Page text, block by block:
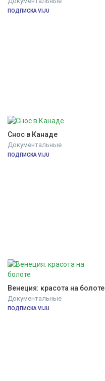
ПОДПИСКА VIJU
Снос в Канаде
Документальные
ПОДПИСКА VIJU
Венеция: красота на болоте
Документальные
ПОДПИСКА VIJU